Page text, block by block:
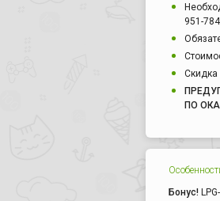
951-
ПО
Бонус!